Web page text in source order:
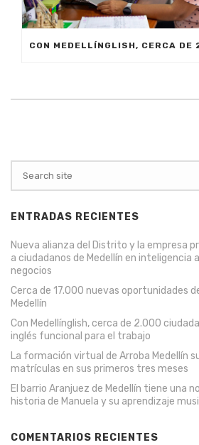
ENTRADAS RECIENTES
Nueva alianza del Distrito y la empresa
a ciudadanos de Medellín en inteligencia
negocios
Cerca de 17.000 nuevas oportunidades
Medellín
Con Medellínglish, cerca de 2.000
inglés funcional para el trabajo
La formación virtual de Arroba Medellín
matrículas en sus primeros tres meses
El barrio Aranjuez de Medellín tiene una
historia de Manuela y su aprendizaje
COMENTARIOS RECIENTES